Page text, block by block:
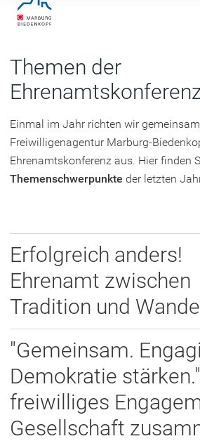
Themen der
Einmal im Jahr richten wir
Freiwilligenagentur Marburg-
Ehrenamtskonferenz aus. Hier finden
Themenschwerpunkte der letzten
Erfolgreich anders!
Ehrenamt zwischen
Tradition und Wandel
"Gemeinsam.
Demokratie
freiwilliges
Gesellschaft